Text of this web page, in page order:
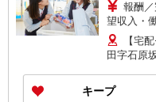
報酬
望収入・
（環境に
す。） ※
30,000円
80,000円
【宅
田字石原
キープ